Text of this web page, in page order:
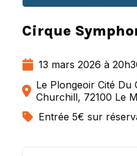
Cirque
13 mars 2026 à
Le Plongeoir Cité Du
Churchill, 72100 Le
Entrée 5€ sur